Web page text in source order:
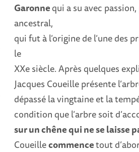
Garonnequi a su avec
ancestral,
qui fut à l’origine de l’une des
le
XXe siècle. Après quelques
Jacques Coueille présente
dépassé la vingtaine et la
condition que l’arbre soit
sur un chêne qui ne se laisse
Coueillecommencetout